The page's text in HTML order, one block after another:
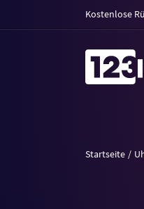
Kostenlose
Startseite